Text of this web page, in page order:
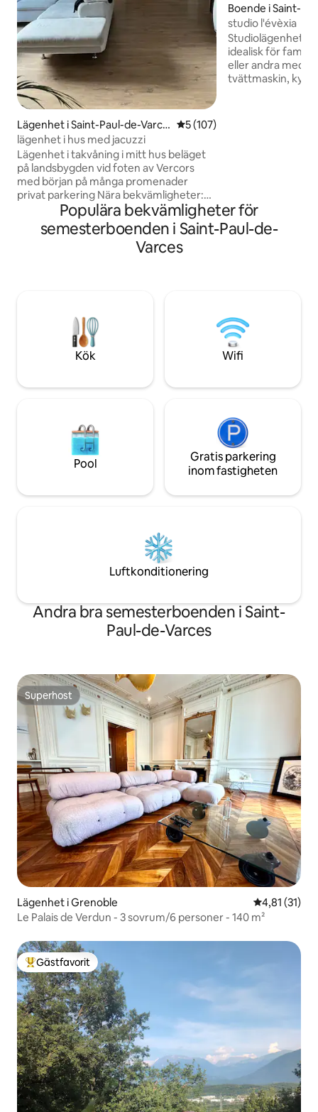
Lägenhet i Saint-Paul-de-Varce
s
5 av 5 i genomsnittligt
5 (107)
lägenhet i hus med jacuzzi
Lägenhet i takvåning i mitt hus beläget
på landsbygden vid foten av Vercors
med början på många promenader
privat parkering Nära bekvämligheter:
livsmedelsbutik, bageri, catering. 17 km
från centrala Grenoble, 45 minuter från
backarna, 25 minuter från sjöarna Fullt
utrustat kök, vardagsrum med soffa, TV,
Ankomsttid mellan 16:00 och 22:00,
Boende i Saint-
s
studio l'évèxia
idealisk för
eller andra med
tvättmaskin,
inhägnat och
Populära bekvämligheter för
semesterboenden i Saint-Paul-de-
Varces
Kök Wifi
Pool
Gratis parkering
inom fastigheten
Luftkonditionering
Andra bra semesterboenden i Saint-
Paul-de-Varces
Superhost
Superhost
Lägenhet i Grenoble 4,81 av 5 i
4,81 (31)
Le Palais de Verdun - 3 sovrum/6 personer - 140 m²
Populär gästfavorit
Gästfavorit